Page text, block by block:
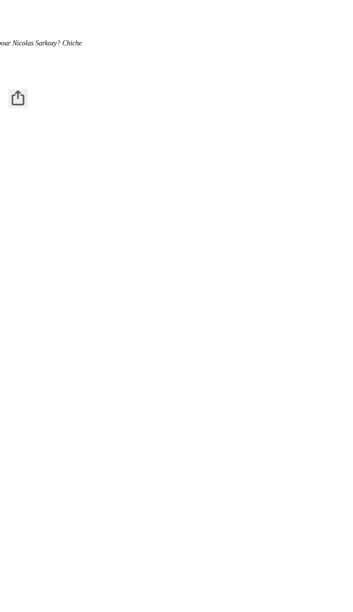
Nicolas Sarkozy? Chiche